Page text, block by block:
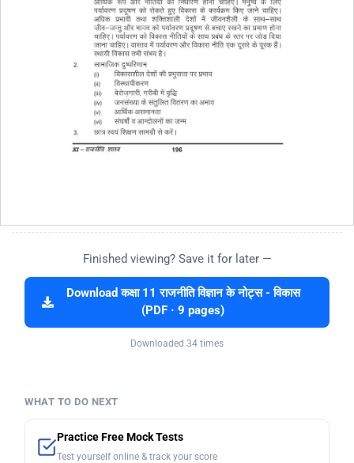
Finished viewing? Save it for later —
Download कक्षा 11 राजनीति विज्ञान के नोट्स - विकास
(PDF · 9 pages)
Downloaded 34 times
WHAT TO DO NEXT
Practice Free Mock Tests
Test yourself online & track your score